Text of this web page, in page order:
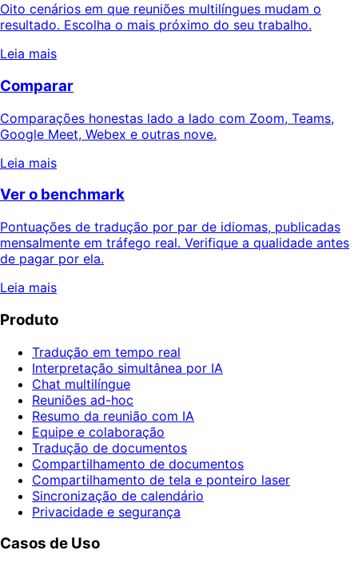
Oito cenários em que reuniões multilíngues mudam o
resultado. Escolha o mais próximo do seu trabalho.
Leia mais
Comparar
Comparações honestas lado a lado com Zoom, Teams,
Google Meet, Webex e outras nove.
Leia mais
Ver o benchmark
Pontuações de tradução por par de idiomas, publicadas
mensalmente em tráfego real. Verifique a qualidade antes
de pagar por ela.
Leia mais
Produto
Tradução em tempo real
Interpretação simultânea por IA
Chat multilíngue
Reuniões ad-hoc
Resumo da reunião com IA
Equipe e colaboração
Tradução de documentos
Compartilhamento de documentos
Compartilhamento de tela e ponteiro laser
Sincronização de calendário
Privacidade e segurança
Casos de Uso